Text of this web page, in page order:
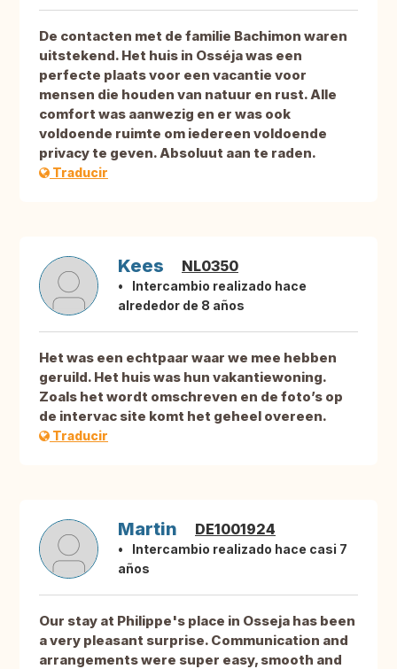
De contacten met de familie Bachimon waren
uitstekend. Het huis in Osséja was een
perfecte plaats voor een vacantie voor
mensen die houden van natuur en rust. Alle
comfort was aanwezig en er was ook
voldoende ruimte om iedereen voldoende
privacy te geven. Absoluut aan te raden.
Traducir
Kees NL0350
Intercambio realizado hace
alrededor de 8 años
Het was een echtpaar waar we mee hebben
geruild. Het huis was hun vakantiewoning.
Zoals het wordt omschreven en de foto’s op
de intervac site komt het geheel overeen.
Traducir
Martin DE1001924
Intercambio realizado hace casi 7
años
Our stay at Philippe's place in Osseja has been
a very pleasant surprise. Communication and
arrangements were super easy, smooth and